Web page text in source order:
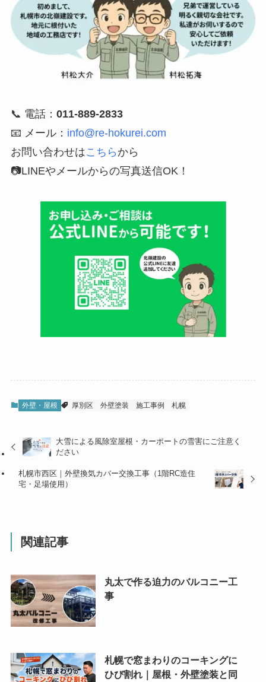
📞 電話： 011-889-2833
📧 メール： info@re-hokurei.com
お問い合わせはこちら から
📷LINEやメールからの写真送信OK！
外壁・屋根 厚別区 外壁塗装 施工事例 札幌
大雪による風除室屋根・カーポートの雪害にご注意く
ださい
札幌市西区｜外壁換気カバー交換工事（1階RC造住
宅・足場使用）
関連記事
丸太で作る迫力のバルコニー工
事
札幌で窓まわりのコーキングに
ひび割れ｜屋根・外壁塗装と同